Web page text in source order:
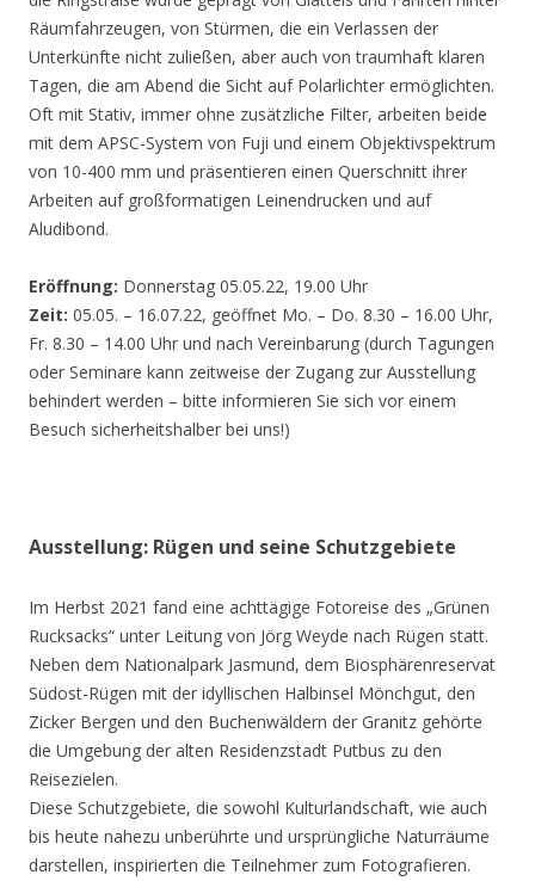
Räumfahrzeugen, von Stürmen, die ein Verlassen der
Unterkünfte nicht zuließen, aber auch von traumhaft klaren
Tagen, die am Abend die Sicht auf Polarlichter ermöglichten.
Oft mit Stativ, immer ohne zusätzliche Filter, arbeiten beide
mit dem APSC-System von Fuji und einem Objektivspektrum
von 10-400 mm und präsentieren einen Querschnitt ihrer
Arbeiten auf großformatigen Leinendrucken und auf
Aludibond.
Eröffnung: Donnerstag 05.05.22, 19.00 Uhr
Zeit: 05.05. – 16.07.22, geöffnet Mo. – Do. 8.30 – 16.00 Uhr,
Fr. 8.30 – 14.00 Uhr und nach Vereinbarung (durch Tagungen
oder Seminare kann zeitweise der Zugang zur Ausstellung
behindert werden – bitte informieren Sie sich vor einem
Besuch sicherheitshalber bei uns!)
Ausstellung: Rügen und seine Schutzgebiete
Im Herbst 2021 fand eine achttägige Fotoreise des „Grünen
Rucksacks“ unter Leitung von Jörg Weyde nach Rügen statt.
Neben dem Nationalpark Jasmund, dem Biosphärenreservat
Südost-Rügen mit der idyllischen Halbinsel Mönchgut, den
Zicker Bergen und den Buchenwäldern der Granitz gehörte
die Umgebung der alten Residenzstadt Putbus zu den
Reisezielen.
Diese Schutzgebiete, die sowohl Kulturlandschaft, wie auch
bis heute nahezu unberührte und ursprüngliche Naturräume
darstellen, inspirierten die Teilnehmer zum Fotografieren.